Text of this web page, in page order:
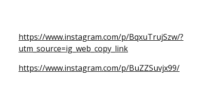
https://www.instagram.com/p/BqxuTrujSzw/?
utm_source=ig_web_copy_link
https://www.instagram.com/p/BuZZSuvjx99/